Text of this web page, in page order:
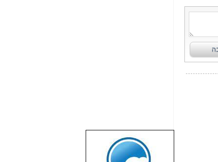
שבוע טוב לכל
הגולשים באשר